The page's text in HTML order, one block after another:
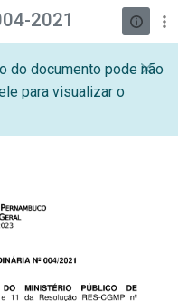
2021
do documento pode não
para visualizar o